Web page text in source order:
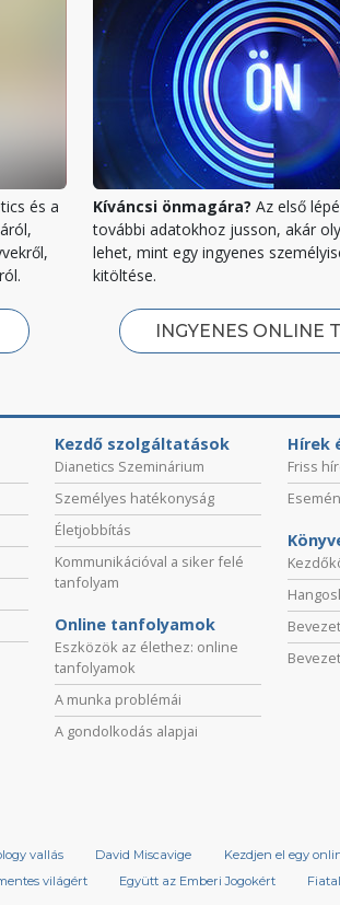
és a
Kíváncsi önmagára? Az első
további adatokhoz jusson, akár
lehet, mint egy ingyenes
kitöltése.
INGYENES ONLINE
Kezdő szolgáltatások
Dianetics Szeminárium
Személyes hatékonyság
Életjobbítás
Kommunikációval a siker felé
tanfolyam
Online tanfolyamok
Eszközök az élethez: online
tanfolyamok
A munka problémái
A gondolkodás alapjai
Hírek
Friss
vallás David Miscavige Kezdjen el egy
világért Együtt az Emberi Jogokért